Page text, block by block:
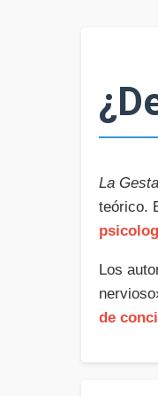
La
teórico.
Los
de